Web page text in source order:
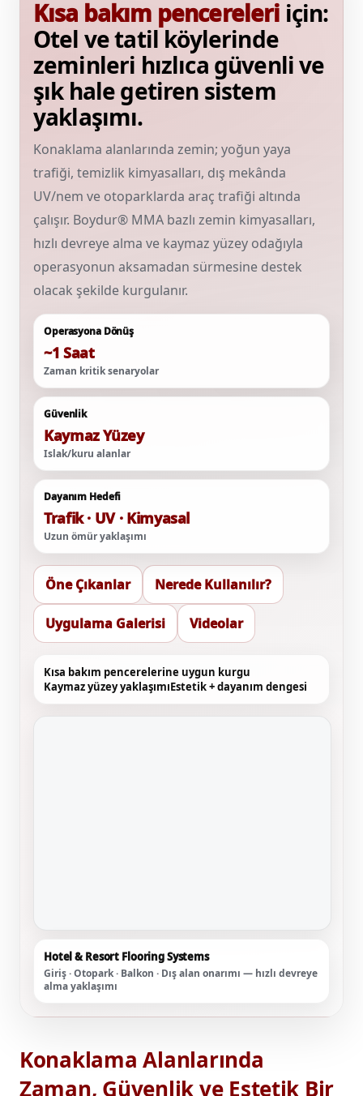
Kısa bakım pencereleri için:
Otel ve tatil köylerinde
zeminleri hızlıca güvenli ve
şık hale getiren sistem
yaklaşımı.
Konaklama alanlarında zemin; yoğun yaya
trafiği, temizlik kimyasalları, dış mekânda
UV/nem ve otoparklarda araç trafiği altında
çalışır. Boydur® MMA bazlı zemin kimyasalları,
hızlı devreye alma ve kaymaz yüzey odağıyla
operasyonun aksamadan sürmesine destek
olacak şekilde kurgulanır.
Operasyona Dönüş
~1 Saat
Zaman kritik senaryolar
Güvenlik
Kaymaz Yüzey
Islak/kuru alanlar
Dayanım Hedefi
Trafik · UV · Kimyasal
Uzun ömür yaklaşımı
Öne Çıkanlar Nerede Kullanılır?
Uygulama Galerisi Videolar
Kısa bakım pencerelerine uygun kurgu
Kaymaz yüzey yaklaşımıEstetik + dayanım dengesi
Hotel & Resort Flooring Systems
Giriş · Otopark · Balkon · Dış alan onarımı — hızlı devreye
alma yaklaşımı
Konaklama Alanlarında
Zaman, Güvenlik ve Estetik Bir